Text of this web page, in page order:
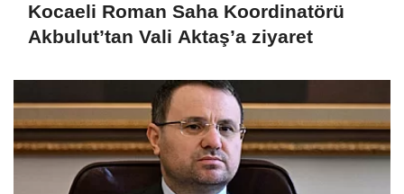
Kocaeli Roman Saha Koordinatörü
Akbulut’tan Vali Aktaş’a ziyaret